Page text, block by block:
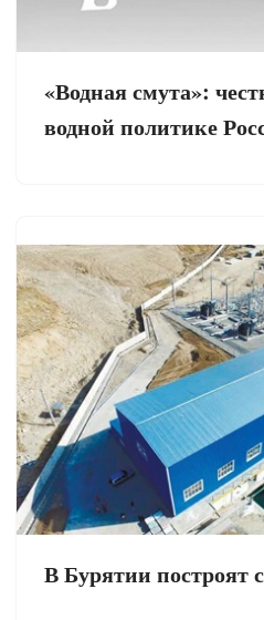
«Водная смута»:
водной политике
В Бурятии построят